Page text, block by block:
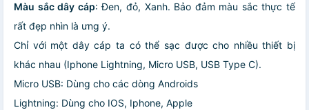
Màu sắc dây cáp: Đen, đỏ, Xanh. Bảo đảm màu sắc thực tế
rất đẹp nhìn là ưng ý.
Chỉ với một dây cáp ta có thể sạc được cho nhiều thiết bị
khác nhau (Iphone Lightning, Micro USB, USB Type C).
Micro USB: Dùng cho các dòng Androids
Lightning: Dùng cho IOS, Iphone, Apple